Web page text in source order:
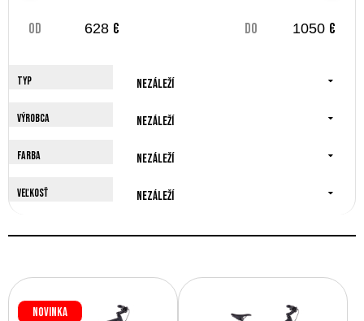
od € do €
Typ Nezáleží
Výrobca Nezáleží
Farba Nezáleží
Veľkosť Nezáleží
Novinka